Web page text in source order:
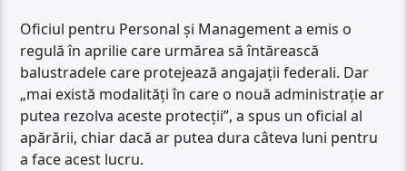
Oficiul pentru Personal și Management a emis o
regulă în aprilie care urmărea să întărească
balustradele care protejează angajații federali. Dar
„mai există modalități în care o nouă administrație ar
putea rezolva aceste protecții”, a spus un oficial al
apărării, chiar dacă ar putea dura câteva luni pentru
a face acest lucru.